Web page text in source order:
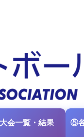
会一覧・結果